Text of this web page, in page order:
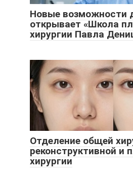
Новые возможности
открывает «Школа
хирургии Павла
Отделение общей
реконструктивной и
хирургии